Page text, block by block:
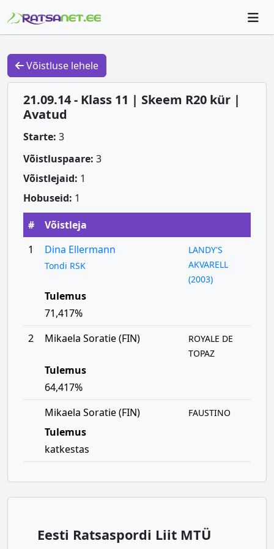
Võistluse lehele
21.09.14 - Klass 11 | Skeem R20 kür |
Avatud
Starte: 3
Võistluspaare: 3
Võistlejaid: 1
Hobuseid: 1
#
Võistleja
1
Dina Ellermann
Tondi RSK
LANDY'S
AKVARELL
(2003)
Tulemus
71,417%
2
Mikaela Soratie (FIN)
ROYALE DE
TOPAZ
Tulemus
64,417%
Mikaela Soratie (FIN)
FAUSTINO
Tulemus
katkestas
Eesti Ratsaspordi Liit MTÜ